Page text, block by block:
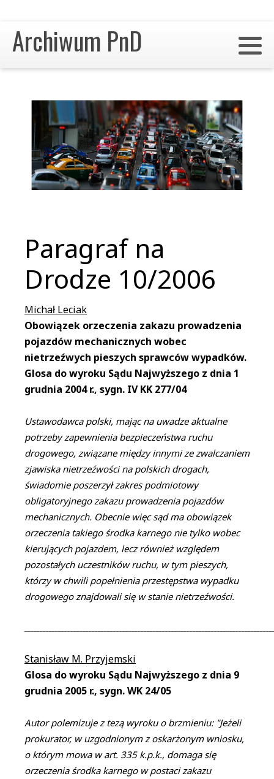
Archiwum PnD
Paragraf na
Drodze 10/2006
Michał Leciak
Obowiązek orzeczenia zakazu prowadzenia
pojazdów mechanicznych wobec
nietrzeźwych pieszych sprawców wypadków.
Glosa do wyroku Sądu Najwyższego z dnia 1
grudnia 2004 r., sygn. IV KK 277/04
Ustawodawca polski, mając na uwadze aktualne
potrzeby zapewnienia bezpieczeństwa ruchu
drogowego, związane między innymi ze zwalczaniem
zjawiska nietrzeźwości na polskich drogach,
świadomie poszerzył zakres podmiotowy
obligatoryjnego zakazu prowadzenia pojazdów
mechanicznych. Obecnie więc sąd ma obowiązek
orzeczenia takiego środka karnego nie tylko wobec
kierujących pojazdem, lecz również względem
pozostałych uczestników ruchu, w tym pieszych,
którzy w chwili popełnienia przestępstwa wypadku
drogowego znajdowali się w stanie nietrzeźwości.
Stanisław M. Przyjemski
Glosa do wyroku Sądu Najwyższego z dnia 9
grudnia 2005 r., sygn. WK 24/05
Autor polemizuje z tezą wyroku o brzmieniu: "Jeżeli
prokurator, w uzgodnionym z oskarżonym wniosku,
o którym mowa w art. 335 k.p.k., domaga się
orzeczenia środka karnego w postaci zakazu